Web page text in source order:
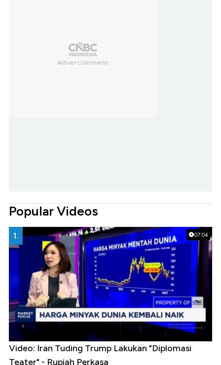
Popular Videos
07:04
1.
Video: Iran Tuding Trump Lakukan "Diplomasi
Teater" - Rupiah Perkasa